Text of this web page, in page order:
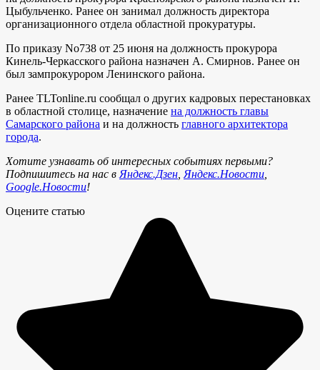
Цыбульченко. Ранее он занимал должность директора
организационного отдела областной прокуратуры.
По приказу No738 от 25 июня на должность прокурора
Кинель-Черкасского района назначен А. Смирнов. Ранее он
был зампрокурором Ленинского района.
Ранее TLTonline.ru сообщал о других кадровых перестановках
в областной столице, назначение на должность главы
Самарского района и на должность главного архитектора
города.
Хотите узнавать об интересных событиях первыми?
Подпишитесь на нас в Яндекс.Дзен Яндекс.Новости
Google.Новости!
Оцените статью